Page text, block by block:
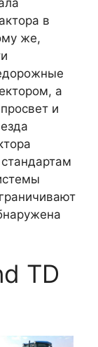
в
же,
а
и
TD